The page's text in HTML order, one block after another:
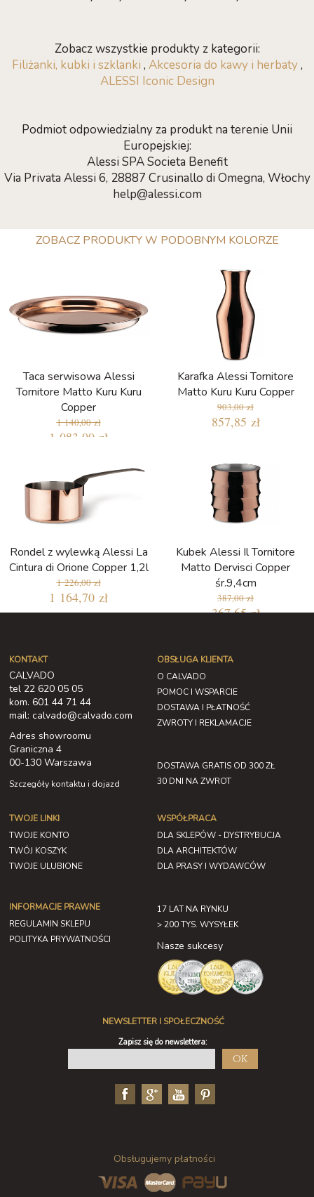
Zobacz wszystkie produkty z kategorii:
Filiżanki, kubki i szklanki , Akcesoria do kawy i herbaty,
ALESSI Iconic Design
Podmiot odpowiedzialny za produkt na terenie Unii
Europejskiej:
Alessi SPA Societa Benefit
Via Privata Alessi 6, 28887 Crusinallo di Omegna, Włochy
help@alessi.com
ZOBACZ PRODUKTY W PODOBNYM KOLORZE
Taca serwisowa Alessi
Tornitore Matto Kuru Kuru
Copper
1 140,00 zł
1 083,00 zł
Karafka Alessi Tornitore
Matto Kuru Kuru Copper
903,00 zł
857,85 zł
Rondel z wylewką Alessi La
Cintura di Orione Copper 1,2l
1 226,00 zł
1 164,70 zł
Kubek Alessi Il Tornitore
Matto Dervisci Copper
śr.9,4cm
387,00 zł
367,65 zł
KONTAKT
CALVADO
tel 22 620 05 05
kom. 601 44 71 44
mail: calvado@calvado.com
Adres showroomu
Graniczna 4
00-130 Warszawa
Szczegóły kontaktu i dojazd
OBSŁUGA KLIENTA
O CALVADO
POMOC I WSPARCIE
DOSTAWA I PŁATNOŚĆ
ZWROTY I REKLAMACJE
DOSTAWA GRATIS OD 300 ZŁ
30 DNI NA ZWROT
TWOJE LINKI
TWOJE KONTO
TWÓJ KOSZYK
TWOJE ULUBIONE
INFORMACJE PRAWNE
REGULAMIN SKLEPU
POLITYKA PRYWATNOŚCI
WSPÓŁPRACA
DLA SKLEPÓW - DYSTRYBUCJA
DLA ARCHITEKTÓW
DLA PRASY I WYDAWCÓW
17 LAT NA RYNKU
> 200 TYS. WYSYŁEK
Nasze sukcesy
NEWSLETTER I SPOŁECZNOŚĆ
Zapisz się do newslettera:
OK
Obsługujemy płatności